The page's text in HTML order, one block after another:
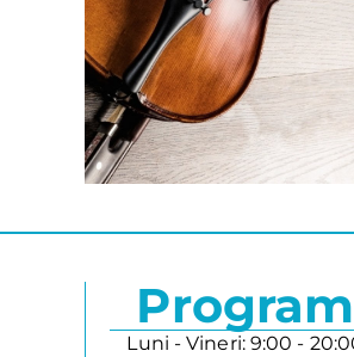
Program
Luni - Vineri: 9:00 -